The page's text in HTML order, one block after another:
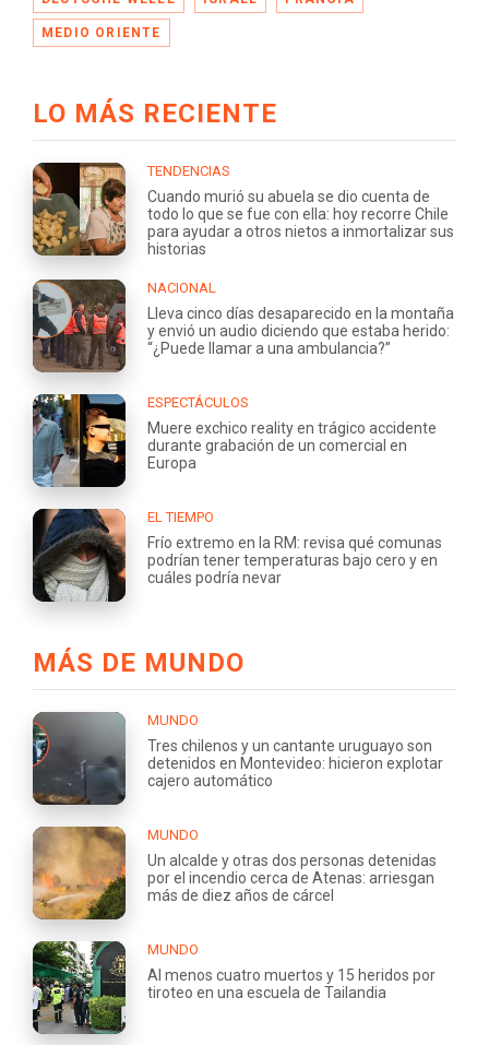
MEDIO ORIENTE
LO MÁS RECIENTE
TENDENCIAS
Cuando murió su abuela se dio cuenta de
todo lo que se fue con ella: hoy recorre Chile
para ayudar a otros nietos a inmortalizar sus
historias
NACIONAL
Lleva cinco días desaparecido en la montaña
y envió un audio diciendo que estaba herido:
“¿Puede llamar a una ambulancia?”
ESPECTÁCULOS
Muere exchico reality en trágico accidente
durante grabación de un comercial en
Europa
EL TIEMPO
Frío extremo en la RM: revisa qué comunas
podrían tener temperaturas bajo cero y en
cuáles podría nevar
MÁS DE MUNDO
MUNDO
Tres chilenos y un cantante uruguayo son
detenidos en Montevideo: hicieron explotar
cajero automático
MUNDO
Un alcalde y otras dos personas detenidas
por el incendio cerca de Atenas: arriesgan
más de diez años de cárcel
MUNDO
Al menos cuatro muertos y 15 heridos por
tiroteo en una escuela de Tailandia